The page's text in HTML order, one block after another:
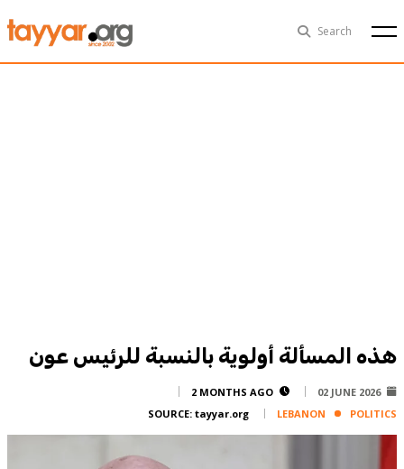
Search
Sun, Aug 9th 29°C
هذه المسألة أولوية بالنسبة للرئيس عون
02 JUNE 2026
2 MONTHS AGO
LEBANON
POLITICS
SOURCE: tayyar.org